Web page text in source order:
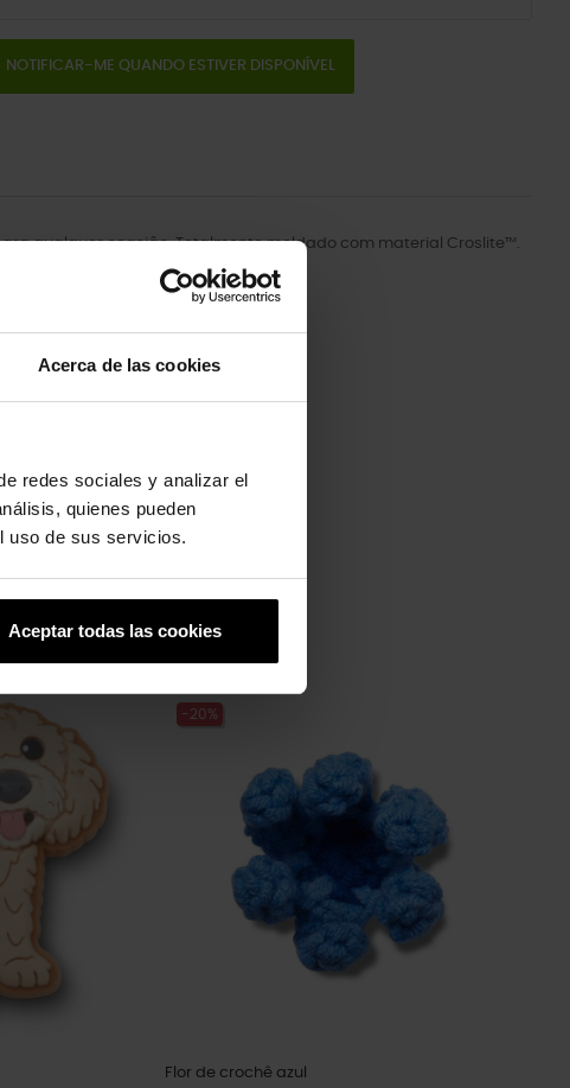
Acerca de las cookies
redes sociales y analizar el
quienes pueden
uso de sus servicios.
Aceptar todas las cookies
NOTIFICAR-ME QUANDO ESTIVER DISPONÍVEL
qualquer ocasião. Totalmente moldado com material Croslite™.
-20%
Flor de crochê azul